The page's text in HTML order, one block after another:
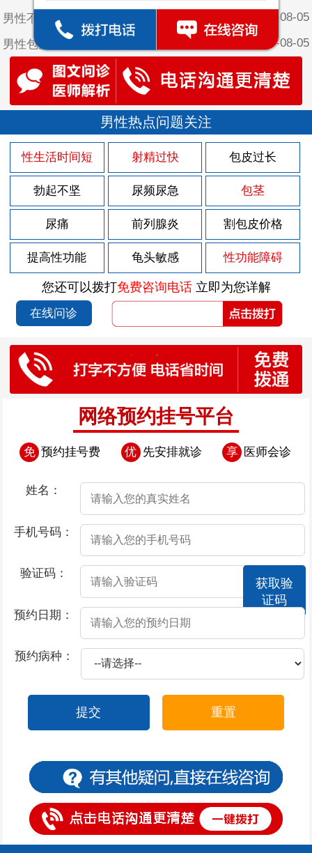
男性不割包皮会咋样 2026-08-05
2026-08-05
男性不割包皮的坏处 2026-08-05
男性包皮长为什么会影响夫妻生活
包皮上长一堆小疙瘩
包皮上有红色的斑块 2026-07-30
男人该怎样做好前列腺炎的护理 2026-07-29
男人得了前列腺炎有什么征兆？ 2026-07-29
男性前列腺炎的后果 2026-07-29
男性前列腺炎的症状有哪些 2026-07-29
男性前列腺炎的症状如何表现 2026-07-29
包皮上有红斑块 2026-07-28
包皮上有点溃烂 2026-07-25
2026-07-24
导致男性早泄的原因是什么呢 2026-07-24
导致男性患上早泄的因素有哪些
憋尿治疗早泄“不靠谱”
导致男性早泄的病因是什么 2026-07-24
包皮上有白疙瘩 2026-07-23
包皮上有小肉流脓
包皮上有一圈肉芽是怎么回事
撸管过度会不会导致男性阳痿 2026-07-17
酒精导致阳痿的原因？ 2026-07-17
莫让阳痿，给男性朋友“打击” 2026-07-17
撸管过度阳痿了怎么办 2026-07-17
患上了阳痿都有哪些症状表现 2026-07-17
包皮一边起疙瘩 2026-07-14
包皮一块红斑怎么办 2026-07-11
包皮过长有什么危害呢？ 2026-07-11
包皮不可以用力上翻的原因是什么 2026-07-11
男性热点问题关注
性生活时间短 射精过快 包皮过长
勃起不坚 尿频尿急 包茎
尿痛 前列腺炎 割包皮价格
提高性功能 龟头敏感 性功能障碍
您还可以拨打免费咨询电话立即为您详解
在线问诊
网络预约挂号平台
免 预约挂号费 优 先安排就诊 享 医师会诊
姓名：
手机号码：
验证码：
获取验
证码
预约日期：
预约病种：
提交 重置